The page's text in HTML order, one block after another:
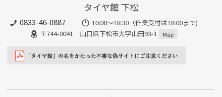
タイヤ館 下松
0833-46-0887
10:00～18:30（作業受付は18:00まで)
〒744-0041 山口県下松市大字山田93-1
Map